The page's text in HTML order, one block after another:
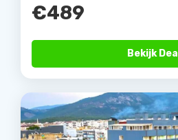
€489
Bekijk Deal